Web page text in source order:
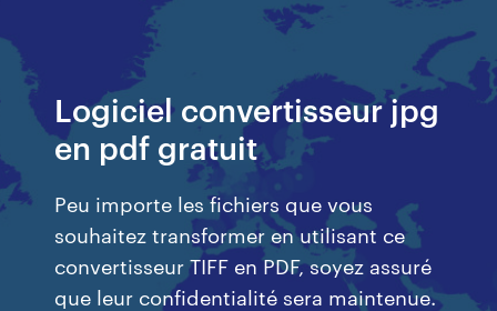
Logiciel convertisseur jpg
en pdf gratuit
Peu importe les fichiers que vous
souhaitez transformer en utilisant ce
convertisseur TIFF en PDF, soyez assuré
que leur confidentialité sera maintenue.